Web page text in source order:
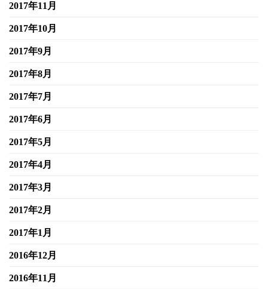
2017年11月
2017年10月
2017年9月
2017年8月
2017年7月
2017年6月
2017年5月
2017年4月
2017年3月
2017年2月
2017年1月
2016年12月
2016年11月